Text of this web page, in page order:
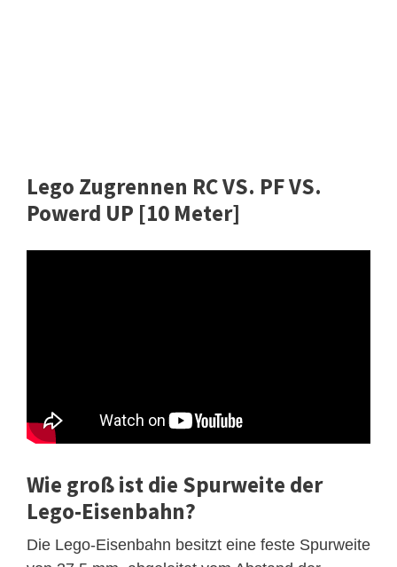
Lego Zugrennen RC VS. PF VS.
Powerd UP [10 Meter]
Wie groß ist die Spurweite der
Lego-Eisenbahn?
Die Lego-Eisenbahn besitzt eine feste Spurweite